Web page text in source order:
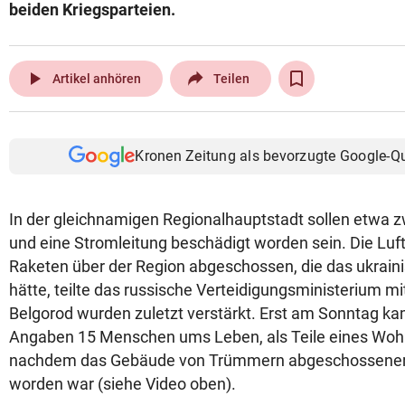
beiden Kriegsparteien.
play_arrow Artikel anhören Teilen
Kronen Zeitung als bevorzugte Google-
In der gleichnamigen Regionalhauptstadt sollen etwa
und eine Stromleitung beschädigt worden sein. Die
Raketen über der Region abgeschossen, die das
hätte, teilte das russische Verteidigungsministerium
Belgorod wurden zuletzt verstärkt. Erst am Sonntag
Angaben 15 Menschen ums Leben, als Teile eines
nachdem das Gebäude von Trümmern
worden war (siehe Video oben).